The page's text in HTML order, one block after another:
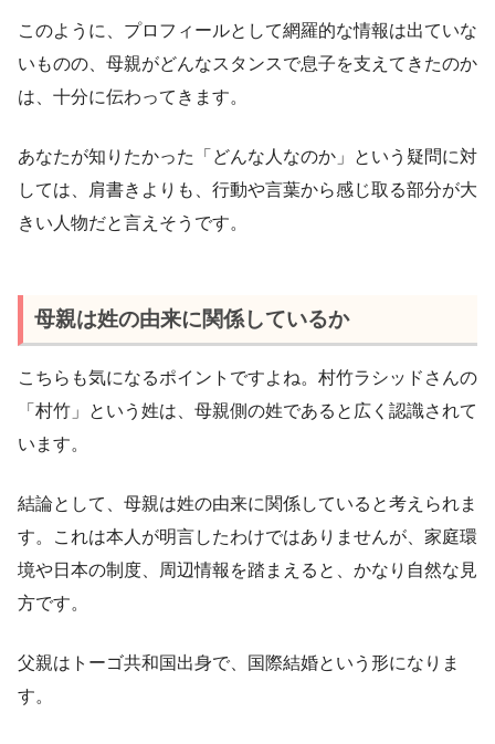
このように、プロフィールとして網羅的な情報は出ていな
いものの、母親がどんなスタンスで息子を支えてきたのか
は、十分に伝わってきます。
あなたが知りたかった「どんな人なのか」という疑問に対
しては、肩書きよりも、行動や言葉から感じ取る部分が大
きい人物だと言えそうです。
母親は姓の由来に関係しているか
こちらも気になるポイントですよね。村竹ラシッドさんの
「村竹」という姓は、母親側の姓であると広く認識されて
います。
結論として、母親は姓の由来に関係していると考えられま
す。これは本人が明言したわけではありませんが、家庭環
境や日本の制度、周辺情報を踏まえると、かなり自然な見
方です。
父親はトーゴ共和国出身で、国際結婚という形になりま
す。